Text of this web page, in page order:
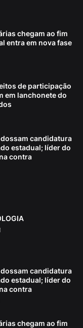
chegam ao fim
entra em nova fase
de participação
em lanchonete do
candidatura
estadual; líder do
contra
candidatura
estadual; líder do
contra
chegam ao fim